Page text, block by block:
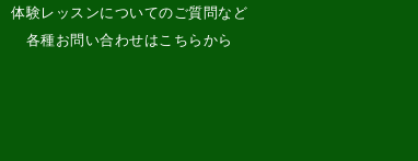
体験レッスンについてのご質問など
各種お問い合わせはこちらから